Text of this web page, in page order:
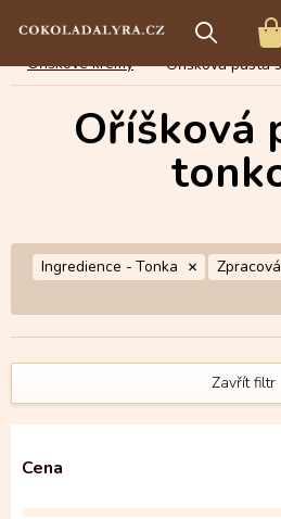
E-shop s čokoládou Čokoládové
Oříškové krémy Oříšková pasta
Oříšková
Ingredience - Tonka
Zavřít filtr
Cena